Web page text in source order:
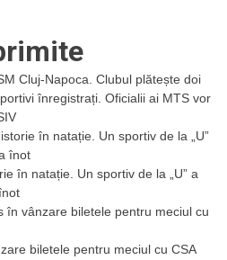
Cluj-Napoca. Clubul plătește doi
înregistrați. Oficialii ai MTS vor
în natație. Un sportiv de la „U”
înot
în natație. Un sportiv de la „U” a
în vânzare biletele pentru meciul cu
biletele pentru meciul cu CSA